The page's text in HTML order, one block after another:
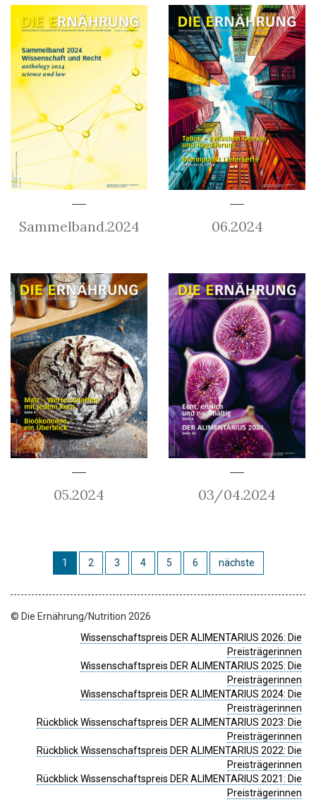
Sammelband.2024 06.2024
05.2024 03/04.2024
1 2 3 4 5 6 nächste
© Die Ernährung/Nutrition 2026
Wissenschaftspreis DER ALIMENTARIUS 2026: Die
Preisträgerinnen
Wissenschaftspreis DER ALIMENTARIUS 2025: Die
Preisträgerinnen
Wissenschaftspreis DER ALIMENTARIUS 2024: Die
Preisträgerinnen
Rückblick Wissenschaftspreis DER ALIMENTARIUS 2023: Die
Preisträgerinnen
Rückblick Wissenschaftspreis DER ALIMENTARIUS 2022: Die
Preisträgerinnen
Rückblick Wissenschaftspreis DER ALIMENTARIUS 2021: Die
Preisträgerinnen